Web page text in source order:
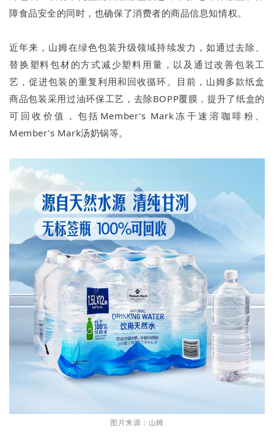
障食品安全的同时，也确保了消费者的商品信息知情权。
近年来，山姆在绿色包装升级领域持续发力，如通过去除、
替换塑料包材的方式减少塑料用量，以及通过改善包装工
艺，促进包装的重复利用和回收循环。目前，山姆多款纸盒
商品包装采用过油环保工艺，去除BOPP覆膜，提升了纸盒的
可回收价值，包括Member's Mark冻干速溶咖啡粉、
Member's Mark汤奶锅等。
图片来源：山姆